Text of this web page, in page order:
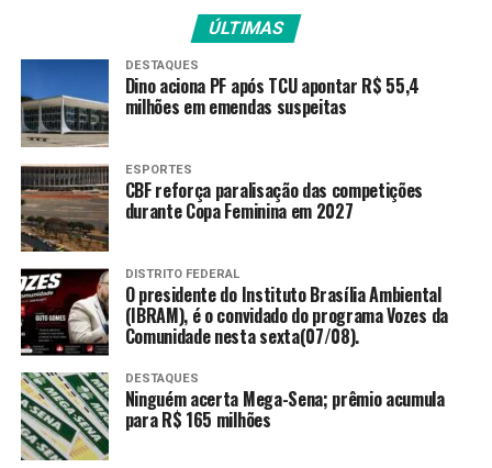
(@BraParalimpico)
27, 2025
Marina, que compete na classe RP3 (de atletas com
limitações de alcance, força e potência), conquistou sua
oitava medalha em etapas de Copa do Mundo. Ela é a
atual campeã mundial da categoria e, este ano, também
já havia conquistado um bronze na etapa de Salt Lake
(Estados Unidos).
Igor Mesquita também está na classe RP3. Este é o
primeiro pódio do carioca em competições
internacionais.
Jogos de 2028
ÚLTIMAS
DESTAQUES
Dino aciona PF após TCU apontar R$ 55,4
milhões em emendas suspeitas
ESPORTES
CBF reforça paralisação das competições
durante Copa Feminina em 2027
DISTRITO FEDERAL
O presidente do Instituto Brasília Ambiental
(IBRAM), é o convidado do programa Vozes da
Comunidade nesta sexta(07/08).
DESTAQUES
Ninguém acerta Mega-Sena; prêmio acumula
para R$ 165 milhões